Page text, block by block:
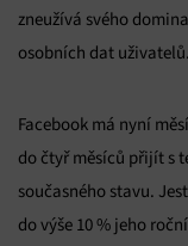
zneužívá svého
osobních dat uživatelů.
Facebook má nyní
do čtyř měsíců přijít s
současného stavu.
do výše 10 % jeho